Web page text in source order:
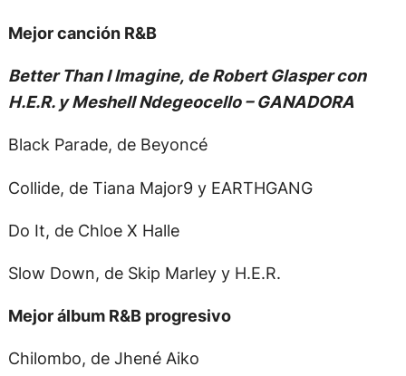
Mejor canción R&B
Better Than I Imagine, de Robert Glasper con
H.E.R. y Meshell Ndegeocello – GANADORA
Black Parade, de Beyoncé
Collide, de Tiana Major9 y EARTHGANG
Do It, de Chloe X Halle
Slow Down, de Skip Marley y H.E.R.
Mejor álbum R&B progresivo
Chilombo, de Jhené Aiko